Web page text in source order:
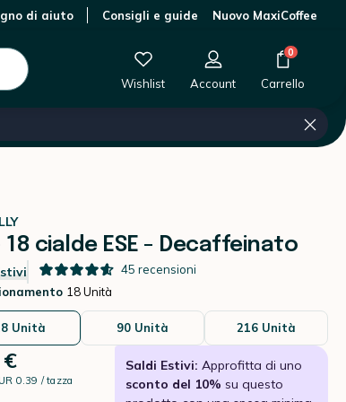
di aiuto Consigli e guide Nuovo MaxiCoffee
Wishlist Account
0
Carrello
18 cialde ESE - Decaffeinato
45 recensioni
18 Unità
Unità 90 Unità 216 Unità
€
0.39 / tazza
Saldi Estivi: Approfitta di uno
sconto del 10% su questo